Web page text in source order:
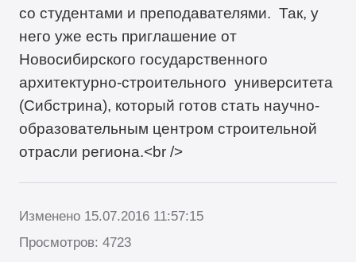
со студентами и преподавателями. Так, у
него уже есть приглашение от
Новосибирского государственного
архитектурно-строительного университета
(Сибстрина), который готов стать научно-
образовательным центром строительной
отрасли региона.<br />
Изменено 15.07.2016 11:57:15
Просмотров: 4723